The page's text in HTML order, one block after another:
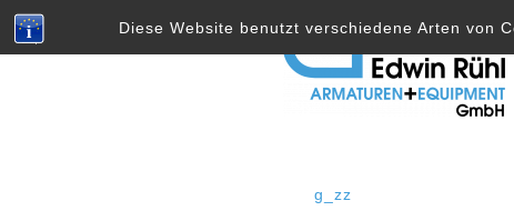
Diese Website benutzt verschiedene Arten von
Skip
g_zz